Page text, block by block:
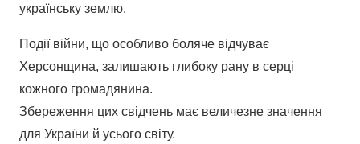
українську землю.
Події війни, що особливо боляче відчуває
Херсонщина, залишають глибоку рану в серці
кожного громадянина.
Збереження цих свідчень має величезне значення
для України й усього світу.